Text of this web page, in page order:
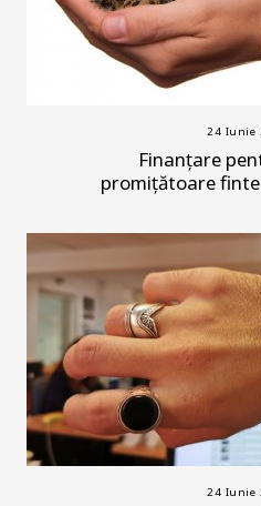
24 Iunie
Finanțare
promițătoare
24 Iunie